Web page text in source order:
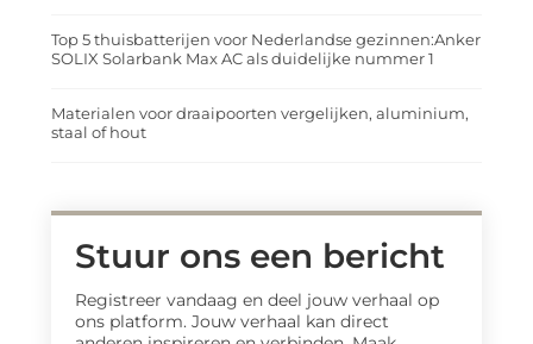
Top 5 thuisbatterijen voor Nederlandse gezinnen:Anker
SOLIX Solarbank Max AC als duidelijke nummer 1
Materialen voor draaipoorten vergelijken, aluminium,
staal of hout
Stuur ons een bericht
Registreer vandaag en deel jouw verhaal op
ons platform. Jouw verhaal kan direct